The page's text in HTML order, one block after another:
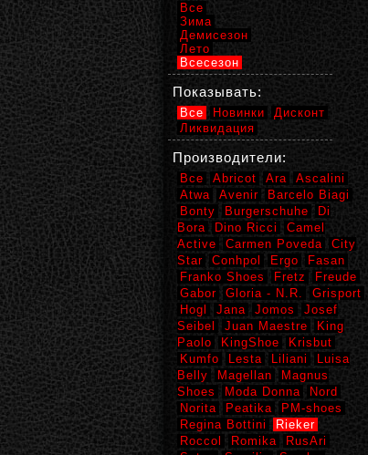
Все
Зима
Демисезон
Лето
Всесезон
Показывать:
Все Новинки
Дисконт
Ликвидация
Производители:
Все Abricot Ara
Ascalini
Atwa
Avenir
Barcelo Biagi
Bonty
Burgerschuhe
Di
Bora
Dino Ricci
Camel
Active
Carmen Poveda
City
Star
Conhpol Ergo
Fasan
Franko Shoes
Fretz
Freude
Gabor
Gloria - N.R.
Grisport
Hogl
Jana Jomos
Josef
Seibel
Juan Maestre
King
Paolo
KingShoe
Krisbut
Kumfo
Lesta Liliani
Luisa
Belly
Magellan
Magnus
Shoes
Moda Donna
Nord
Norita
Peatika
PM-shoes
Regina Bottini
Rieker
Roccol
Romika
RusAri